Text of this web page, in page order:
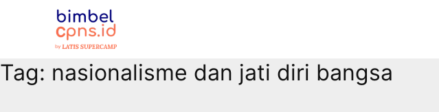
Tag: nasionalisme dan jati diri bangsa